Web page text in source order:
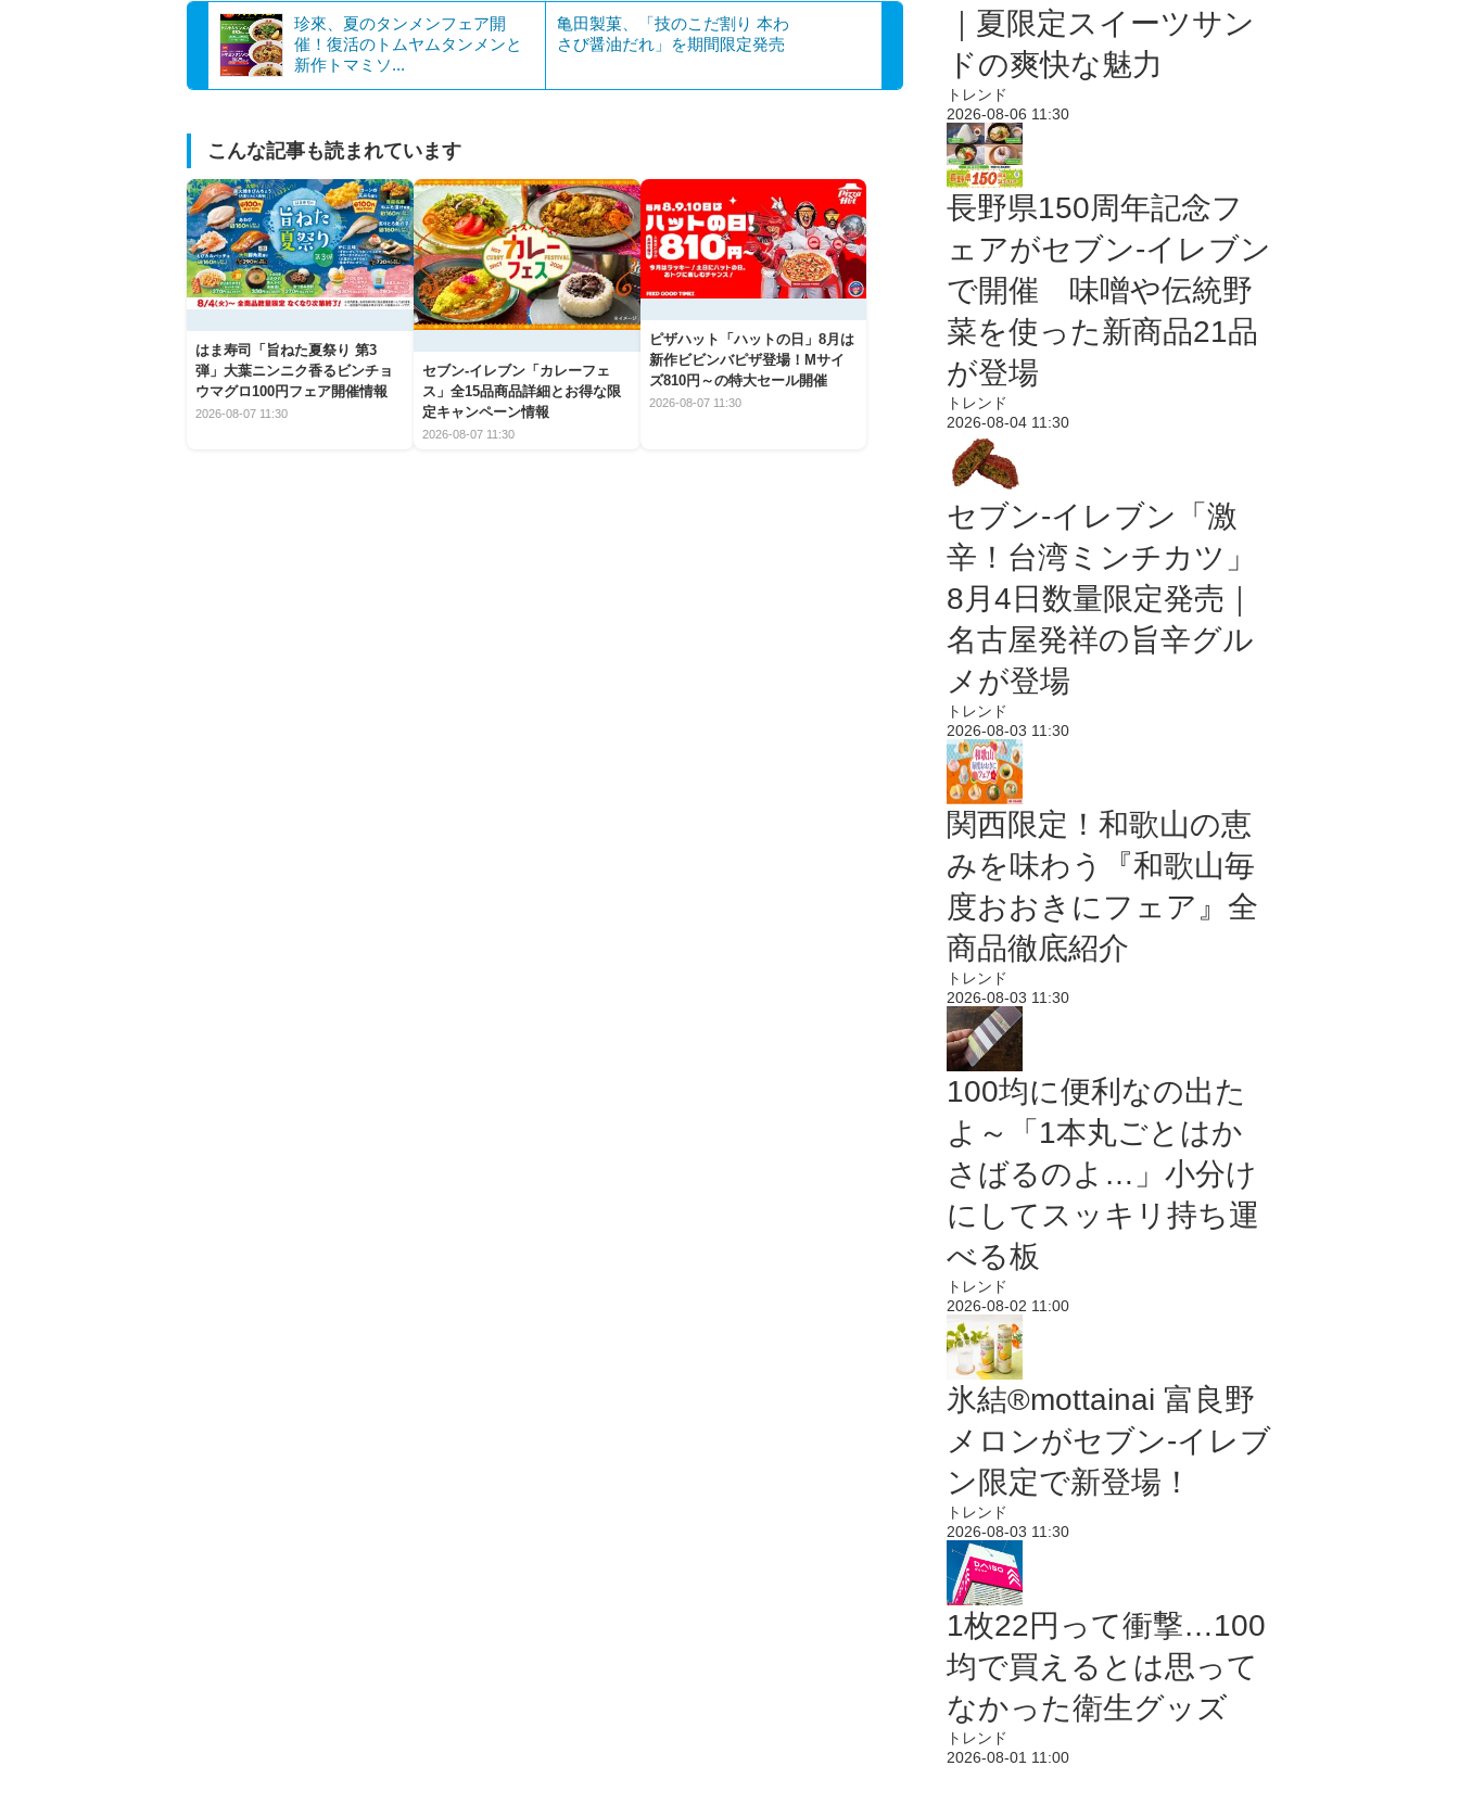
珍來、夏のタンメンフェア開
催！復活のトムヤムタンメンと
新作トマミソ...
亀田製菓、「技のこだ割り 本わ
さび醤油だれ」を期間限定発売
こんな記事も読まれています
はま寿司「旨ねた夏祭り 第3
弾」大葉ニンニク香るビンチョ
ウマグロ100円フェア開催情報
2026-08-07 11:30
セブン‐イレブン「カレーフェ
ス」全15品商品詳細とお得な限
定キャンペーン情報
2026-08-07 11:30
ピザハット「ハットの日」8月は
新作ビビンバピザ登場！Mサイ
ズ810円～の特大セール開催
2026-08-07 11:30
｜夏限定スイーツサン
ドの爽快な魅力
トレンド
2026-08-06 11:30
長野県150周年記念フ
ェアがセブン-イレブン
で開催 味噌や伝統野
菜を使った新商品21品
が登場
トレンド
2026-08-04 11:30
セブン-イレブン「激
辛！台湾ミンチカツ」
8月4日数量限定発売｜
名古屋発祥の旨辛グル
メが登場
トレンド
2026-08-03 11:30
関西限定！和歌山の恵
みを味わう『和歌山毎
度おおきにフェア』全
商品徹底紹介
トレンド
2026-08-03 11:30
100均に便利なの出た
よ～「1本丸ごとはか
さばるのよ…」小分け
にしてスッキリ持ち運
べる板
トレンド
2026-08-02 11:00
氷結®mottainai 富良野
メロンがセブン‐イレブ
ン限定で新登場！
トレンド
2026-08-03 11:30
1枚22円って衝撃…100
均で買えるとは思って
なかった衛生グッズ
トレンド
2026-08-01 11:00